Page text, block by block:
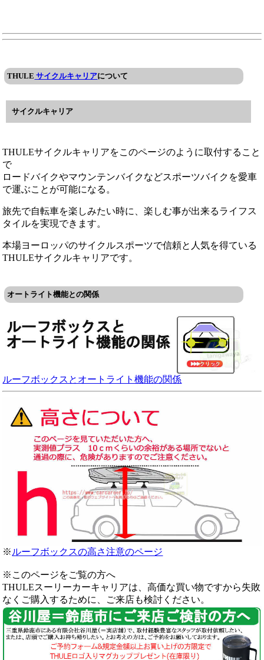
THULE サイクルキャリアについて
サイクルキャリア
THULEサイクルキャリアをこのページのように取付すること
で
ロードバイクやマウンテンバイクなどスポーツバイクを愛車
で運ぶことが可能になる。
旅先で自転車を楽しみたい時に、楽しむ事が出来るライフス
タイルを実現できます。
本場ヨーロッパのサイクルスポーツで信頼と人気を得ている
THULEサイクルキャリアです。
オートライト機能との関係
ルーフボックスとオートライト機能の関係
※ ルーフボックスの高さ注意のページ
※このページをご覧の方へ
THULEスーリーカーキャリアは、高価な買い物ですから失敗
なくご購入するために、ご来店も検討ください。